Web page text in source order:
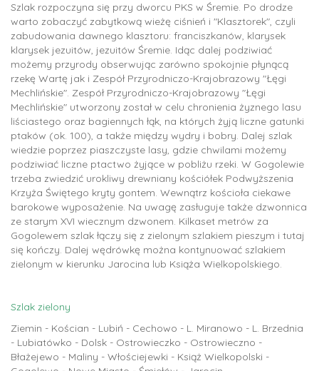
Szlak rozpoczyna się przy dworcu PKS w Śremie. Po drodze
warto zobaczyć zabytkową wieżę ciśnień i "Klasztorek", czyli
zabudowania dawnego klasztoru: franciszkanów, klarysek
klarysek jezuitów, jezuitów Śremie. Idąc dalej podziwiać
możemy przyrody obserwując zarówno spokojnie płynącą
rzekę Wartę jak i Zespół Przyrodniczo-Krajobrazowy "Łęgi
Mechlińskie". Zespół Przyrodniczo-Krajobrazowy "Łęgi
Mechlińskie" utworzony został w celu chronienia żyznego lasu
liściastego oraz bagiennych łąk, na których żyją liczne gatunki
ptaków (ok. 100), a także między wydry i bobry. Dalej szlak
wiedzie poprzez piaszczyste lasy, gdzie chwilami możemy
podziwiać liczne ptactwo żyjące w pobliżu rzeki. W Gogolewie
trzeba zwiedzić urokliwy drewniany kościółek Podwyższenia
Krzyża Świętego kryty gontem. Wewnątrz kościoła ciekawe
barokowe wyposażenie. Na uwagę zasługuje także dzwonnica
ze starym XVI wiecznym dzwonem. Kilkaset metrów za
Gogolewem szlak łączy się z zielonym szlakiem pieszym i tutaj
się kończy. Dalej wędrówkę można kontynuować szlakiem
zielonym w kierunku Jarocina lub Książa Wielkopolskiego.
Szlak zielony
Ziemin - Kościan - Lubiń - Cechowo - L. Miranowo - L. Brzednia
- Lubiatówko - Dolsk - Ostrowieczko - Ostrowieczno -
Błażejewo - Maliny - Włościejewki - Książ Wielkopolski -